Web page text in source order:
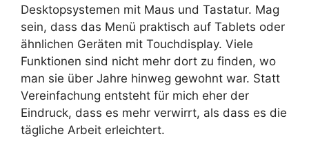
Desktopsystemen mit Maus und Tastatur. Mag
sein, dass das Menü praktisch auf Tablets oder
ähnlichen Geräten mit Touchdisplay. Viele
Funktionen sind nicht mehr dort zu finden, wo
man sie über Jahre hinweg gewohnt war. Statt
Vereinfachung entsteht für mich eher der
Eindruck, dass es mehr verwirrt, als dass es die
tägliche Arbeit erleichtert.